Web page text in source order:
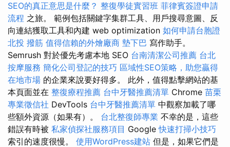
SEO的真正意思是什麼？ 整復學徒實習班 菲律賓簽證申請
流程 之旅。 範例包括關鍵字集群工具、用戶搜尋意圖、反
向連結獲取工具和內建 web optimization 如何申請台胞證
北投 撥筋 值得信賴的外燴廠商 墊下巴 寫作助手。
Semrush 對於優先考慮本地 SEO 台南清潔公司推薦 台北
按摩服務 簡化公司登記的技巧 區域性SEO策略，助您贏得
在地市場 的企業來說要好得多。 此外，值得點擊網站的基
本頁面並在 整復療程推薦 台中牙醫推薦清單 Chrome 苗栗
專業徵信社 DevTools 台中牙醫推薦清單 中觀察加載了哪
些額外資源（如果有）。 台北整復師專業 不幸的是，這些
錯誤有時被 私家偵探社服務項目 Google快速打掃小技巧
索引的速度很慢。 使用WordPress建站 但是，如果它們是